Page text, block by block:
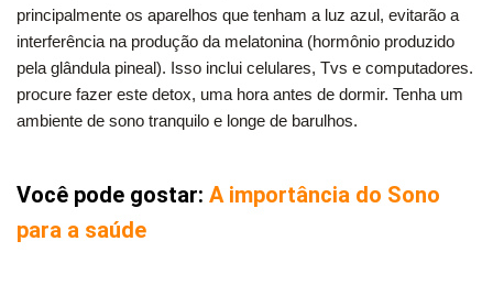
principalmente os aparelhos que tenham a luz azul, evitarão a
interferência na produção da melatonina (hormônio produzido
pela glândula pineal). Isso inclui celulares, Tvs e computadores.
procure fazer este detox, uma hora antes de dormir. Tenha um
ambiente de sono tranquilo e longe de barulhos.
Você pode gostar: A importância do Sono
para a saúde